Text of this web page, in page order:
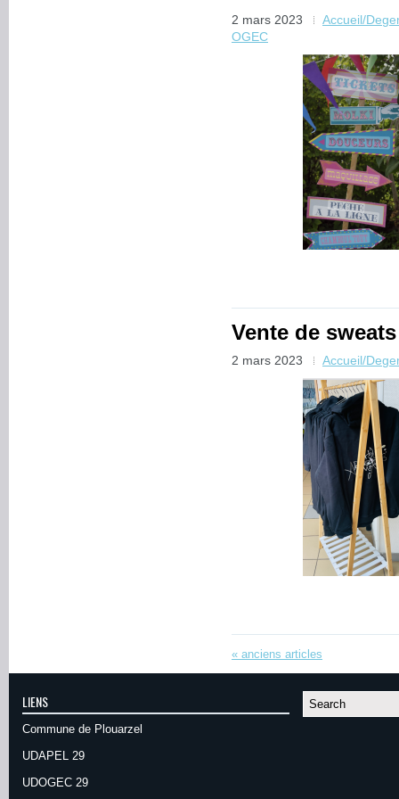
2 mars 2023
Accueil/
OGEC
Vente de
2 mars 2023 Accueil/
« anciens articles
LIENS
Commune de Plouarzel
UDAPEL 29
UDOGEC 29